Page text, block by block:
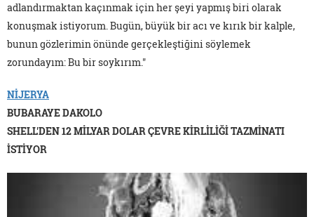
adlandırmaktan kaçınmak için her şeyi yapmış biri olarak
konuşmak istiyorum. Bugün, büyük bir acı ve kırık bir kalple,
bunun gözlerimin önünde gerçekleştiğini söylemek
zorundayım: Bu bir soykırım."
NİJERYA
BUBARAYE DAKOLO
SHELL'DEN 12 MİLYAR DOLAR ÇEVRE KİRLİLİĞİ TAZMİNATI
İSTİYOR